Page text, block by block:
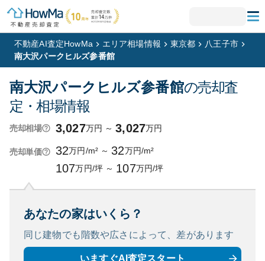
不動産AI査定HowMa エリア相場情報 東京都
八王子市
南大沢パークヒルズ参番館
南大沢パークヒルズ参番館の売却査
定・相場情報
売却相場 3,027万円 ～ 3,027万円
売却単価 32万円/m² ～ 32万円/m²
107万円/坪 ～ 107万円/坪
あなたの家はいくら？
同じ建物でも階数や広さによって、 差があります
いますぐAI査定スタート